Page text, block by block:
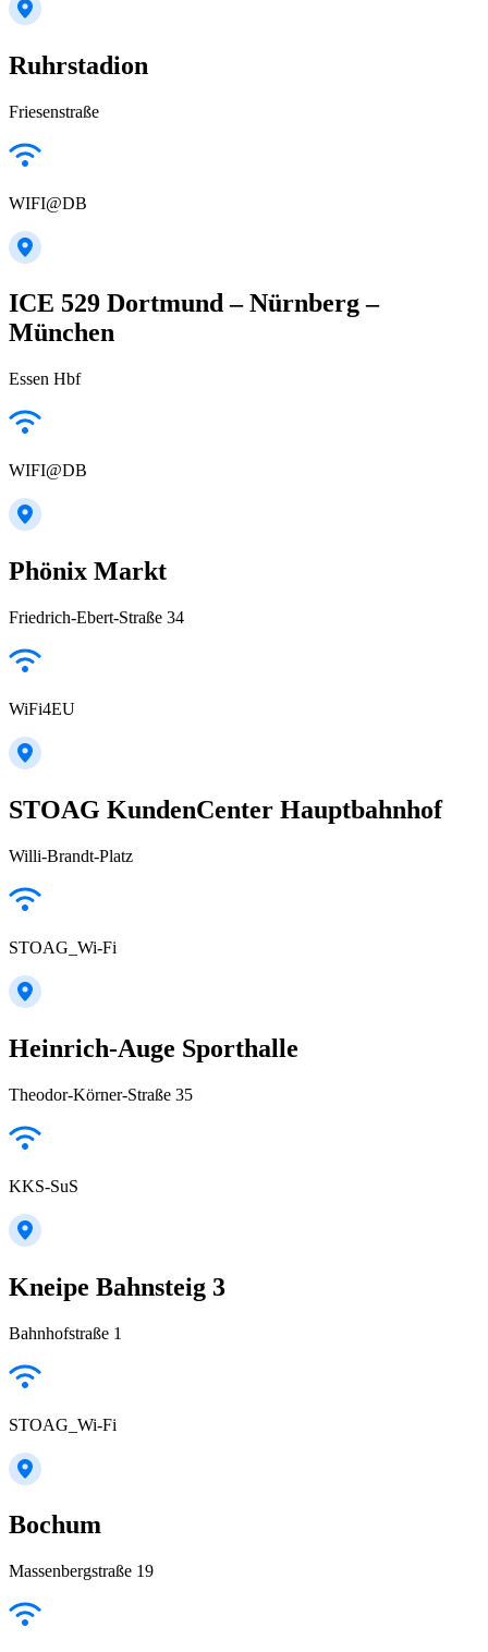
Ruhrstadion
Friesenstraße
WIFI@DB
ICE 529 Dortmund – Nürnberg –
München
Essen Hbf
WIFI@DB
Phönix Markt
Friedrich-Ebert-Straße 34
WiFi4EU
STOAG KundenCenter Hauptbahnhof
Willi-Brandt-Platz
STOAG_Wi-Fi
Heinrich-Auge Sporthalle
Theodor-Körner-Straße 35
KKS-SuS
Kneipe Bahnsteig 3
Bahnhofstraße 1
STOAG_Wi-Fi
Bochum
Massenbergstraße 19